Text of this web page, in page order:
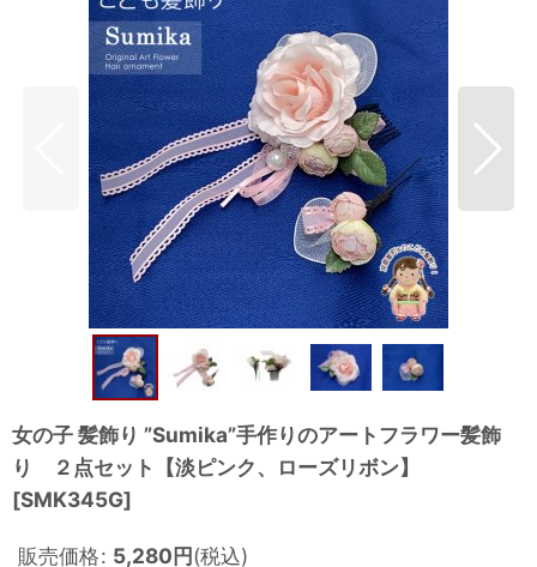
女の子 髪飾り ”Sumika”手作りのアートフラワー髪飾
り ２点セット【淡ピンク、ローズリボン】
[SMK345G]
販売価格: 5,280円(税込)